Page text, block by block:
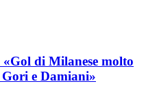
«Gol di Milanese molto
e Damiani»